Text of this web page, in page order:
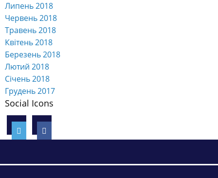
Липень 2018
Червень 2018
Травень 2018
Квітень 2018
Березень 2018
Лютий 2018
Січень 2018
Грудень 2017
Social Icons